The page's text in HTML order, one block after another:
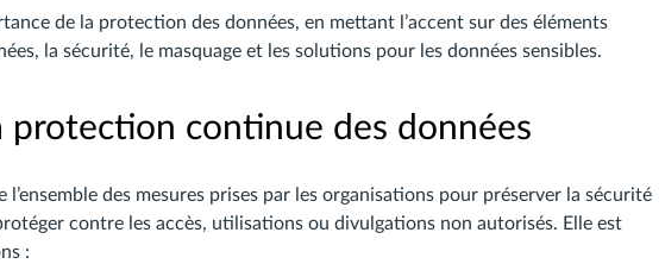
de la protection des données, en mettant l’accent sur des éléments
la sécurité, le masquage et les solutions pour les données sensibles.
protection continue des données
l’ensemble des mesures prises par les organisations pour préserver la sécurité
contre les accès, utilisations ou divulgations non autorisés. Elle est
: